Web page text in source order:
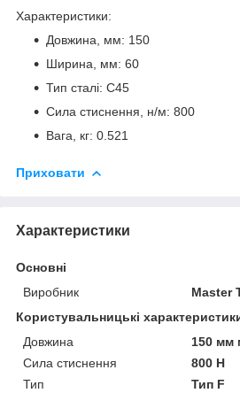
Характеристики:
Довжина, мм: 150
Ширина, мм: 60
Тип сталі: C45
Сила стиснення, н/м: 800
Вага, кг: 0.521
Приховати
Характеристики
Основні
Виробник
Master
Користувальницькі
Довжина
150 мм
Сила стиснення
800 Н
Тип
Тип F